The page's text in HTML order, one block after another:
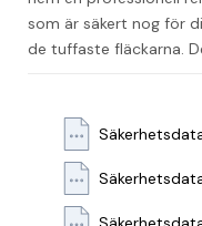
som är säkert nog för
de tuffaste fläckarna.
tvålen passar bra för
eftersom den är
varje dag. Den har
användas direkt på